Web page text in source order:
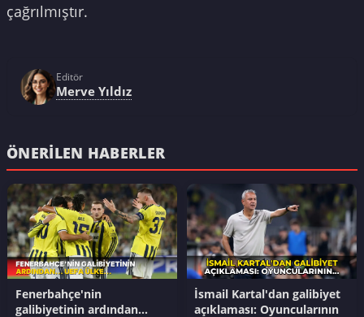
çağrılmıştır.
Editör
Merve Yıldız
ÖNERILEN HABERLER
Fenerbahçe'nin
galibiyetinin ardından...
İsmail Kartal'dan galibiyet
açıklaması: Oyuncularının